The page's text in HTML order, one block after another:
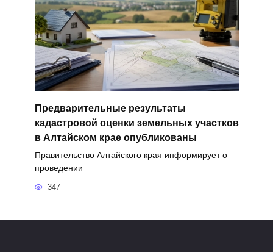
Предварительные результаты
кадастровой оценки земельных участков
в Алтайском крае опубликованы
Правительство Алтайского края информирует о
проведении
347